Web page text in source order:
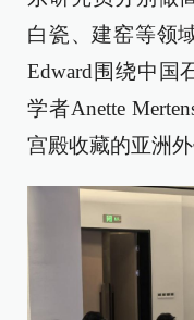
白瓷、建窑等领
Edward围绕中国
学者Anette
宫殿收藏的亚洲外